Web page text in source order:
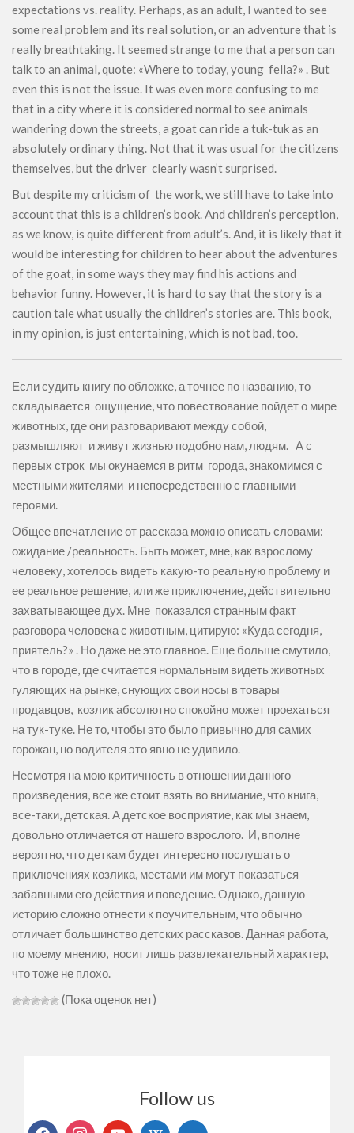
expectations vs. reality. Perhaps, as an adult, I wanted to see
some real problem and its real solution, or an adventure that is
really breathtaking. It seemed strange to me that a person can
talk to an animal, quote: «Where to today, young fella?» . But
even this is not the issue. It was even more confusing to me
that in a city where it is considered normal to see animals
wandering down the streets, a goat can ride a tuk-tuk as an
absolutely ordinary thing. Not that it was usual for the citizens
themselves, but the driver clearly wasn’t surprised.
But despite my criticism of the work, we still have to take into
account that this is a children’s book. And children’s perception,
as we know, is quite different from adult’s. And, it is likely that it
would be interesting for children to hear about the adventures
of the goat, in some ways they may find his actions and
behavior funny. However, it is hard to say that the story is a
caution tale what usually the children’s stories are. This book,
in my opinion, is just entertaining, which is not bad, too.
Если судить книгу по обложке, а точнее по названию, то
складывается ощущение, что повествование пойдет о мире
животных, где они разговаривают между собой,
размышляют и живут жизнью подобно нам, людям. А с
первых строк мы окунаемся в ритм города, знакомимся с
местными жителями и непосредственно с главными
героями.
Общее впечатление от рассказа можно описать словами:
ожидание /реальность. Быть может, мне, как взрослому
человеку, хотелось видеть какую-то реальную проблему и
ее реальное решение, или же приключение, действительно
захватывающее дух. Мне показался странным факт
разговора человека с животным, цитирую: «Куда сегодня,
приятель?» . Но даже не это главное. Еще больше смутило,
что в городе, где считается нормальным видеть животных
гуляющих на рынке, снующих свои носы в товары
продавцов, козлик абсолютно спокойно может проехаться
на тук-туке. Не то, чтобы это было привычно для самих
горожан, но водителя это явно не удивило.
Несмотря на мою критичность в отношении данного
произведения, все же стоит взять во внимание, что книга,
все-таки, детская. А детское восприятие, как мы знаем,
довольно отличается от нашего взрослого. И, вполне
вероятно, что деткам будет интересно послушать о
приключениях козлика, местами им могут показаться
забавными его действия и поведение. Однако, данную
историю сложно отнести к поучительным, что обычно
отличает большинство детских рассказов. Данная работа,
по моему мнению, носит лишь развлекательный характер,
что тоже не плохо.
(Пока оценок нет)
Follow us